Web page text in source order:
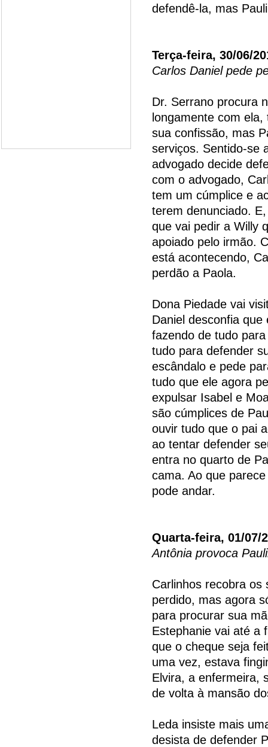
defendê-la, mas
Terça-feira, 30/06/
Carlos Daniel pede
Dr. Serrano procura
longamente com
sua confissão, mas
serviços. Sentido-se
advogado decide
com o advogado,
tem um cúmplice e
terem denunciado.
que vai pedir a Willy
apoiado pelo irmão.
está acontecendo,
perdão a Paola.
Dona Piedade vai
Daniel desconfia
fazendo de tudo
tudo para defender
escândalo e pede
tudo que ele agora
expulsar Isabel e
são cúmplices de
ouvir tudo que o pai
ao tentar defender
entra no quarto de
cama. Ao que
pode andar.
Quarta-feira, 01/07/
Antônia provoca
Carlinhos recobra os
perdido, mas agora
para procurar sua
Estephanie vai até a
que o cheque seja
uma vez, estava
Elvira, a enfermeira,
de volta à mansão
Leda insiste mais
desista de defender